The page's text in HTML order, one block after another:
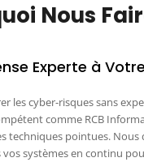
Nous
Experte à
les cyber-risques sans
comme RCB
techniques pointues. Nous
systèmes en continu